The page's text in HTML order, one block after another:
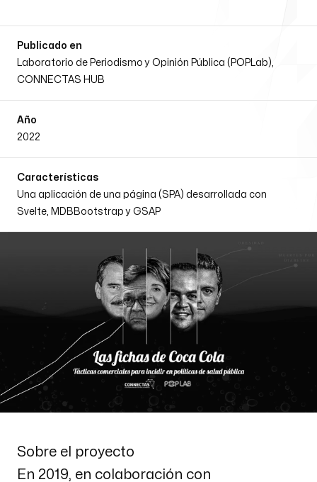
Diseño y Desarrollo
Web
Contacto Directo
Email
coordinacion@contextojuarez.studio
Siguenos en nuestras redes
Publicado en
Laboratorio de Periodismo y Opinión Pública (POPLab),
CONNECTAS HUB
Año
2022
Características
Una aplicación de una página (SPA) desarrollada con
Svelte, MDBBootstrap y GSAP
Sobre el proyecto
En 2019, en colaboración con